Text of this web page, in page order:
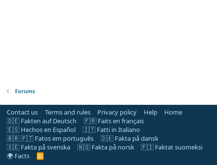
Forums
Contact us Terms and rules Privacy policy Help
Home
🇩🇪 Fakten auf Deutsch
🇫🇷 Faits en français
🇪🇸 Hechos en Español
🇮🇹 Fatti in Italiano
🇧🇷 🇵🇹 Fatos em português
🇩🇰 Fakta på dansk
🇸🇪 Fakta på svenska
🇳🇴 Fakta på norsk
🇫🇮 Faktat suomeksi
🌍 Facts
R